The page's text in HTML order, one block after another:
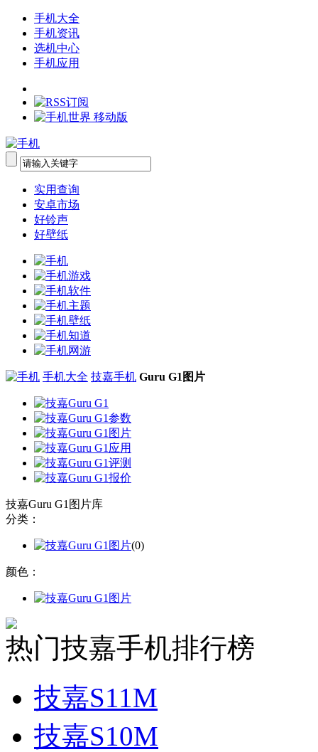
手机大全
手机资讯
选机中心
手机应用
实用查询
安卓市场
好铃声
好壁纸
手机大全 技嘉手机 Guru G1图片
技嘉Guru G1图片库
分类：
(0)
颜色：
热门技嘉手机排行榜
技嘉S11M
技嘉S10M